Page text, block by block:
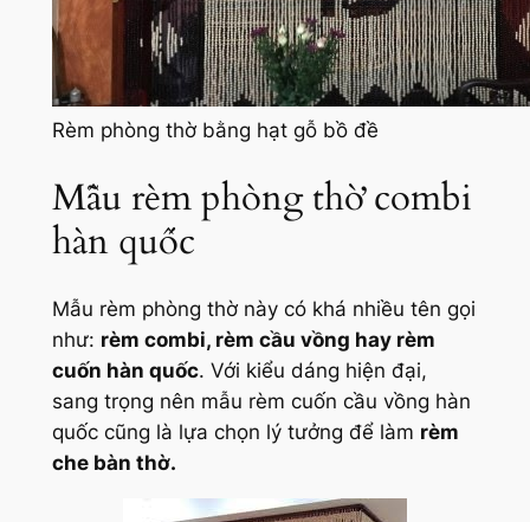
Rèm phòng thờ bằng hạt gỗ bồ đề
Mẫu rèm phòng thờ combi
hàn quốc
Mẫu rèm phòng thờ này có khá nhiều tên gọi
như: rèm combi, rèm cầu vồng hay rèm
cuốn hàn quốc. Với kiểu dáng hiện đại,
sang trọng nên mẫu rèm cuốn cầu vồng hàn
quốc cũng là lựa chọn lý tưởng để làm rèm
che bàn thờ.